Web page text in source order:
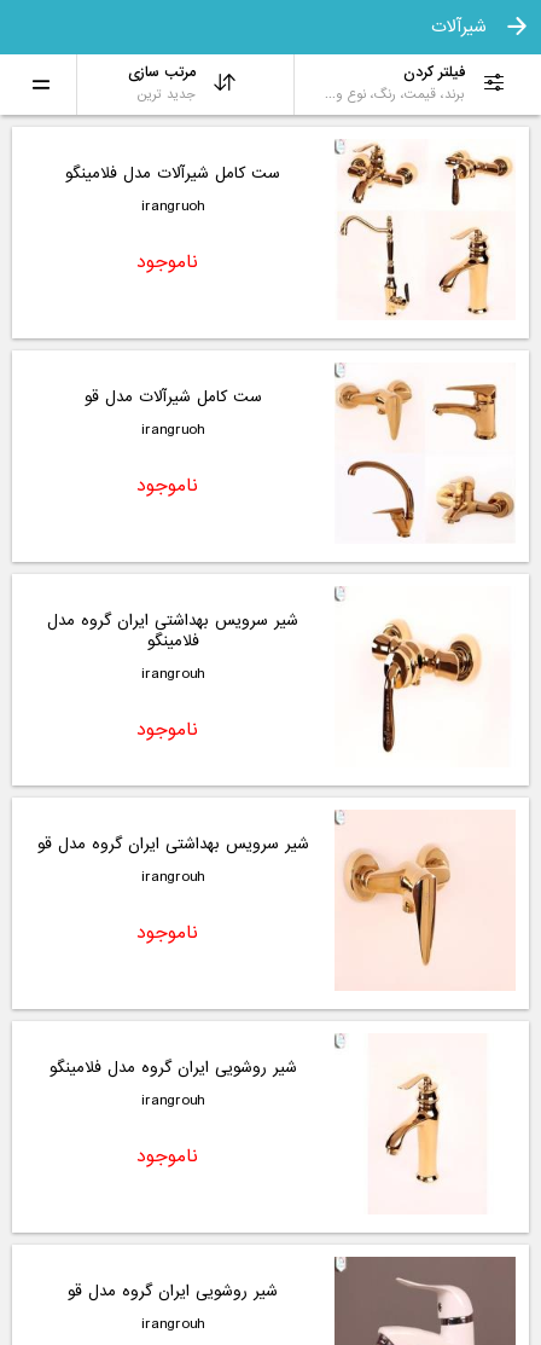
شیرآلات
فیلتر کردن
برند، قیمت، رنگ، نوع و...
مرتب سازی
جدید ترین
ست کامل شیرآلات مدل فلامینگو
irangruoh
ناموجود
ست کامل شیرآلات مدل قو
irangruoh
ناموجود
شیر سرویس بهداشتی ایران گروه مدل
فلامینگو
irangrouh
ناموجود
شیر سرویس بهداشتی ایران گروه مدل قو
irangrouh
ناموجود
شیر روشویی ایران گروه مدل فلامینگو
irangrouh
ناموجود
شیر روشویی ایران گروه مدل قو
irangrouh